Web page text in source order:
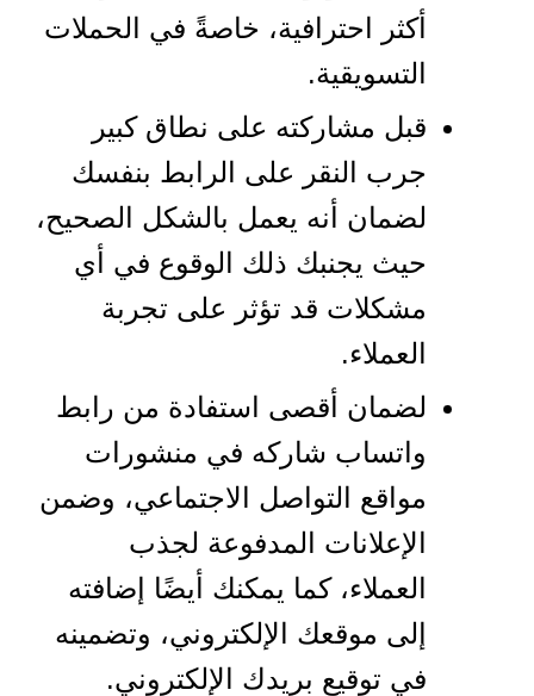
أكثر احترافية، خاصةً في الحملات
التسويقية.
قبل مشاركته على نطاق كبير
جرب النقر على الرابط بنفسك
لضمان أنه يعمل بالشكل الصحيح،
حيث يجنبك ذلك الوقوع في أي
مشكلات قد تؤثر على تجربة
العملاء.
لضمان أقصى استفادة من رابط
واتساب شاركه في منشورات
مواقع التواصل الاجتماعي، وضمن
الإعلانات المدفوعة لجذب
العملاء، كما يمكنك أيضًا إضافته
إلى موقعك الإلكتروني، وتضمينه
في توقيع بريدك الإلكتروني.